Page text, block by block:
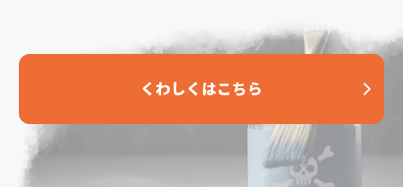
くわしくはこちら